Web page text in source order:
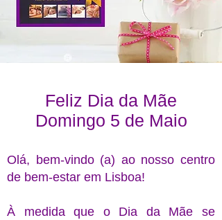
Feliz Dia da Mãe
Domingo 5 de Maio
Olá, bem-vindo (a) ao nosso centro
de bem-estar em Lisboa!
À medida que o Dia da Mãe se